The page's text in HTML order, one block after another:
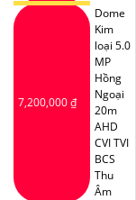
7,200,000 ₫
Dome
Kim
loại 5.0
MP
Hồng
Ngoại
20m
AHD
CVI TVI
BCS
Thu
Âm